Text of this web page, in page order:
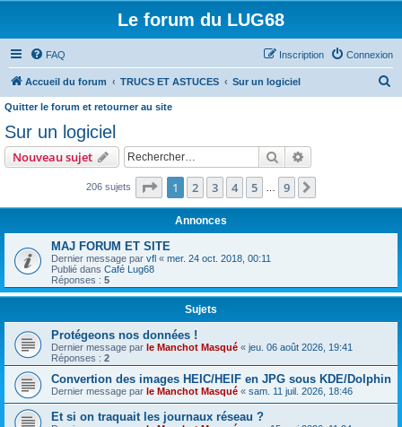
Le forum du LUG68
FAQ Connexion
Inscription
Accueil du forum TRUCS ET ASTUCES Sur un logiciel
c
h
Quitter le forum et retourner au site
Sur un logiciel
Nouveau sujet Rechercher
206 sujets Page 1sur9
1 2 3 4 5 9
Annonces
MAJ FORUM ET SITE
Dernier message par vfl « mer. 24 oct. 2018, 00:11
Publié dans Café Lug68
Réponses : 5
Sujets
Protégeons nos données !
Dernier message par le Manchot Masqué « jeu. 06 août 2026, 19:41
Réponses : 2
Convertion des images HEIC/HEIF en JPG sous KDE/Dolphin
Dernier message par le Manchot Masqué « sam. 11 juil. 2026, 18:46
Et si on traquait les journaux réseau ?